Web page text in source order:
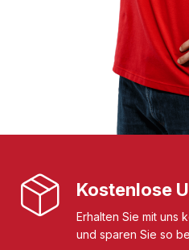
Kostenlose
Erhalten Sie mit uns
und sparen Sie so